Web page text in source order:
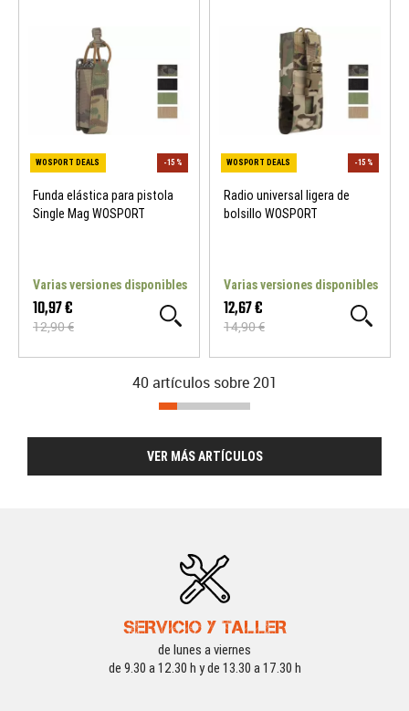
Funda elástica para pistola
Single Mag WOSPORT
Varias versiones disponibles
10,97 €
12,90 €
Radio universal ligera de
bolsillo WOSPORT
Varias versiones disponibles
12,67 €
14,90 €
40 artículos sobre 201
VER MÁS ARTÍCULOS
SERVICIO Y TALLER
de lunes a viernes
de 9.30 a 12.30 h y de 13.30 a 17.30 h